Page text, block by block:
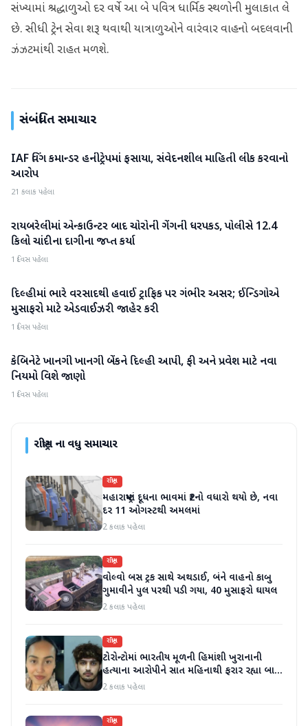
સંખ્યામાં શ્રદ્ધાળુઓ દર વર્ષે આ બે પવિત્ર ધાર્મિક સ્થળોની મુલાકાત લે
છે. સીધી ટ્રેન સેવા શરૂ થવાથી યાત્રાળુઓને વારંવાર વાહનો બદલવાની
ઝંઝટમાંથી રાહત મળશે.
સંબંધિત સમાચાર
રાષ્ટ્રીય
IAF વિંગ કમાન્ડર હનીટ્રેપમાં ફસાયા, સંવેદનશીલ માહિતી લીક કરવાનો
આરોપ
21 કલાક પહેલા
રાષ્ટ્રીય
રાયબરેલીમાં એન્કાઉન્ટર બાદ ચોરોની ગેંગની ધરપકડ, પોલીસે 12.4
કિલો ચાંદીના દાગીના જપ્ત કર્યા
1 દિવસ પહેલા
રાષ્ટ્રીય
દિલ્હીમાં ભારે વરસાદથી હવાઈ ટ્રાફિક પર ગંભીર અસર; ઈન્ડિગોએ
મુસાફરો માટે એડવાઈઝરી જાહેર કરી
1 દિવસ પહેલા
રાષ્ટ્રીય
કેબિનેટે ખાનગી ખાનગી બેંકને દિલ્હી આપી, ફી અને પ્રવેશ માટે નવા
નિયમો વિશે જાણો
1 દિવસ પહેલા
રાષ્ટ્રીયના વધુ સમાચાર
રાષ્ટ્રીય
મહારાષ્ટ્રમાં દૂધના ભાવમાં ₹2નો વધારો થયો છે, નવા
દર 11 ઓગસ્ટથી અમલમાં
2 કલાક પહેલા
રાષ્ટ્રીય
વોલ્વો બસ ટ્રક સાથે અથડાઈ, બંને વાહનો કાબુ
ગુમાવીને પુલ પરથી પડી ગયા, 40 મુસાફરો ઘાયલ
2 કલાક પહેલા
રાષ્ટ્રીય
ટોરોન્ટોમાં ભારતીય મૂળની હિમાંશી ખુરાનાની
હત્યાના આરોપીને સાત મહિનાથી ફરાર રહ્યા બાદ
ધરપકડ કરવામાં આવી
2 કલાક પહેલા
રાષ્ટ્રીય